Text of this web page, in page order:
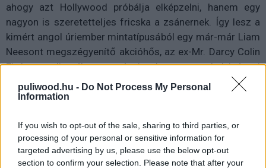
puliwood.hu - Do Not Process My Personal
Information
If you wish to opt-out of the sale, sharing to third parties, or
processing of your personal or sensitive information for
targeted advertising by us, please use the below opt-out
section to confirm your selection. Please note that after your
ahogy azt Hollywood próbálja elképzelni, hanem egy
nagyon is szeretetteljes fricska a zsánernek. Így lesz a
kimért angol úriember mintatípusából egy már-már Liam
Neesont megszégyenítő akcióhős, az ex-Mr. Darcy Colin
Firth-t pedig élvezet nézni, ahogy egy helyiségnyi
suttyóból kiveri azt a bizonyos matériát. A szórakoztató
fogyatékossággal élő ellenlábasból pedig a legkevésbé
fenyegető antagonista (Samuel L. Jackson rég volt ilyen
jó), míg az ifjú durcás suhancból egy nagyon is
önérzetes, de szerethető főhős.